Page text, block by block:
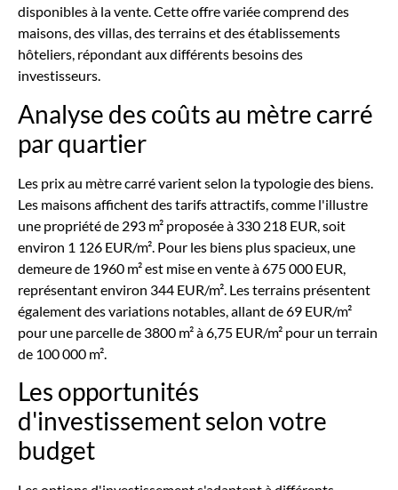
disponibles à la vente. Cette offre variée comprend des
maisons, des villas, des terrains et des établissements
hôteliers, répondant aux différents besoins des
investisseurs.
Analyse des coûts au mètre carré
par quartier
Les prix au mètre carré varient selon la typologie des biens.
Les maisons affichent des tarifs attractifs, comme l'illustre
une propriété de 293 m² proposée à 330 218 EUR, soit
environ 1 126 EUR/m². Pour les biens plus spacieux, une
demeure de 1960 m² est mise en vente à 675 000 EUR,
représentant environ 344 EUR/m². Les terrains présentent
également des variations notables, allant de 69 EUR/m²
pour une parcelle de 3800 m² à 6,75 EUR/m² pour un terrain
de 100 000 m².
Les opportunités
d'investissement selon votre
budget